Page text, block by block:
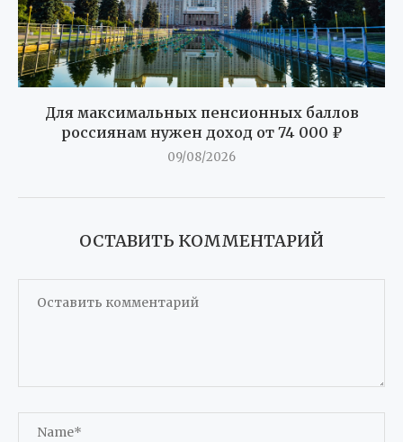
Для максимальных пенсионных баллов
россиянам нужен доход от 74 000 ₽
09/08/2026
ОСТАВИТЬ КОММЕНТАРИЙ